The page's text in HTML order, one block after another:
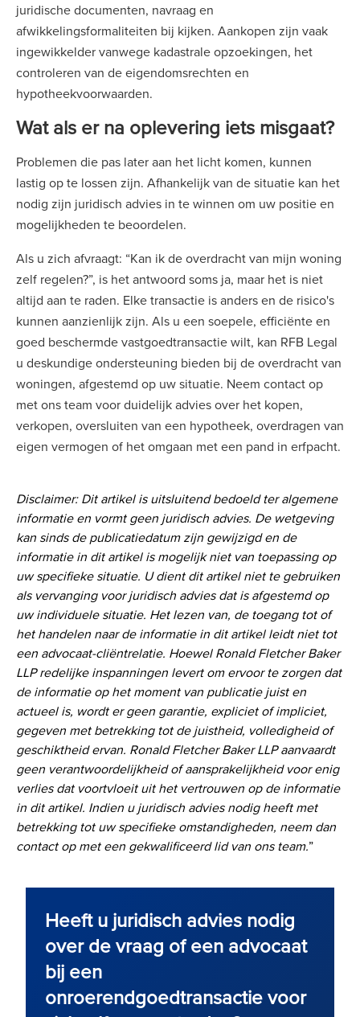
juridische documenten, navraag en
afwikkelingsformaliteiten bij kijken. Aankopen zijn vaak
ingewikkelder vanwege kadastrale opzoekingen, het
controleren van de eigendomsrechten en
hypotheekvoorwaarden.
Wat als er na oplevering iets misgaat?
Problemen die pas later aan het licht komen, kunnen
lastig op te lossen zijn. Afhankelijk van de situatie kan het
nodig zijn juridisch advies in te winnen om uw positie en
mogelijkheden te beoordelen.
Als u zich afvraagt: “Kan ik de overdracht van mijn woning
zelf regelen?”, is het antwoord soms ja, maar het is niet
altijd aan te raden. Elke transactie is anders en de risico's
kunnen aanzienlijk zijn. Als u een soepele, efficiënte en
goed beschermde vastgoedtransactie wilt, kan RFB Legal
u deskundige ondersteuning bieden bij de overdracht van
woningen, afgestemd op uw situatie. Neem contact op
met ons team voor duidelijk advies over het kopen,
verkopen, oversluiten van een hypotheek, overdragen van
eigen vermogen of het omgaan met een pand in erfpacht.
Disclaimer: Dit artikel is uitsluitend bedoeld ter algemene
informatie en vormt geen juridisch advies. De wetgeving
kan sinds de publicatiedatum zijn gewijzigd en de
informatie in dit artikel is mogelijk niet van toepassing op
uw specifieke situatie. U dient dit artikel niet te gebruiken
als vervanging voor juridisch advies dat is afgestemd op
uw individuele situatie. Het lezen van, de toegang tot of
het handelen naar de informatie in dit artikel leidt niet tot
een advocaat-cliëntrelatie. Hoewel Ronald Fletcher Baker
LLP redelijke inspanningen levert om ervoor te zorgen dat
de informatie op het moment van publicatie juist en
actueel is, wordt er geen garantie, expliciet of impliciet,
gegeven met betrekking tot de juistheid, volledigheid of
geschiktheid ervan. Ronald Fletcher Baker LLP aanvaardt
geen verantwoordelijkheid of aansprakelijkheid voor enig
verlies dat voortvloeit uit het vertrouwen op de informatie
in dit artikel. Indien u juridisch advies nodig heeft met
betrekking tot uw specifieke omstandigheden, neem dan
contact op met een gekwalificeerd lid van ons team.”
Heeft u juridisch advies nodig
over de vraag of een advocaat
bij een
onroerendgoedtransactie voor